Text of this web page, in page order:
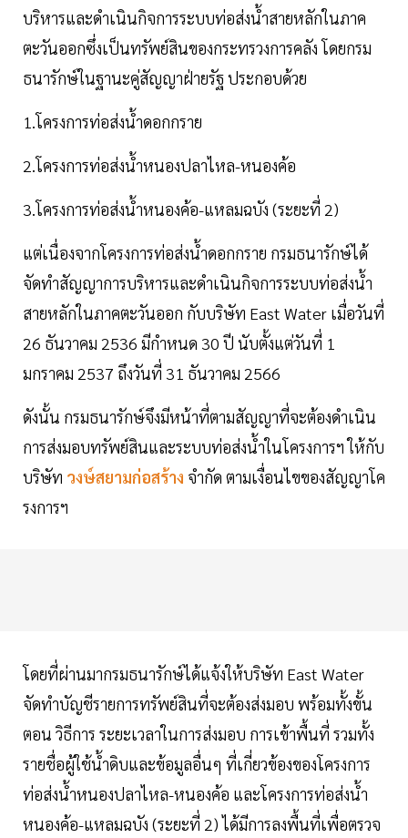
บริหารและดำเนินกิจการระบบท่อส่งน้ำสายหลักในภาค
ตะวันออกซึ่งเป็นทรัพย์สินของกระทรวงการคลัง โดยกรม
ธนารักษ์ในฐานะคู่สัญญาฝ่ายรัฐ ประกอบด้วย
1.โครงการท่อส่งน้ำดอกกราย
2.โครงการท่อส่งน้ำหนองปลาไหล-หนองค้อ
3.โครงการท่อส่งน้ำหนองค้อ-แหลมฉบัง (ระยะที่ 2)
แต่เนื่องจากโครงการท่อส่งน้ำดอกกราย กรมธนารักษ์ได้
จัดทำสัญญาการบริหารและดำเนินกิจการระบบท่อส่งน้ำ
สายหลักในภาคตะวันออก กับบริษัท East Water เมื่อวันที่
26 ธันวาคม 2536 มีกำหนด 30 ปี นับตั้งแต่วันที่ 1
มกราคม 2537 ถึงวันที่ 31 ธันวาคม 2566
ดังนั้น กรมธนารักษ์จึงมีหน้าที่ตามสัญญาที่จะต้องดำเนิน
การส่งมอบทรัพย์สินและระบบท่อส่งน้ำในโครงการฯ ให้กับ
บริษัท วงษ์สยามก่อสร้าง จำกัด ตามเงื่อนไขของสัญญาโค
รงการฯ
โดยที่ผ่านมากรมธนารักษ์ได้แจ้งให้บริษัท East Water
จัดทำบัญชีรายการทรัพย์สินที่จะต้องส่งมอบ พร้อมทั้งขั้น
ตอน วิธีการ ระยะเวลาในการส่งมอบ การเข้าพื้นที่ รวมทั้ง
รายชื่อผู้ใช้น้ำดิบและข้อมูลอื่นๆ ที่เกี่ยวข้องของโครงการ
ท่อส่งน้ำหนองปลาไหล-หนองค้อ และโครงการท่อส่งน้ำ
หนองค้อ-แหลมฉบัง (ระยะที่ 2) ได้มีการลงพื้นที่เพื่อตรวจ